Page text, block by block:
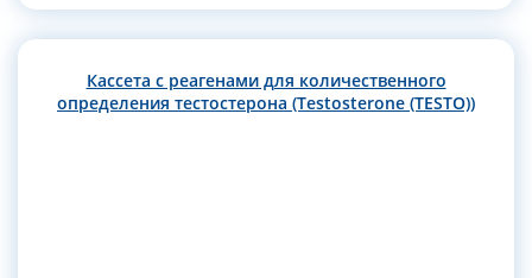
Кассета с реагенами для количественного
определения тестостерона (Testosterone (TESTO))